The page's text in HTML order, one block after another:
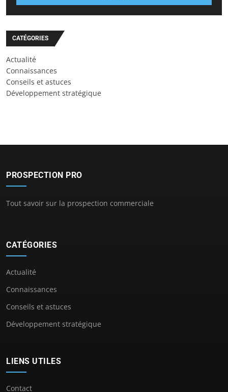
CATÉGORIES
Actualité
Connaissances
Conseils et astuces
Développement stratégique
PROSPECTION PRO
Tout savoir sur la prospection commerciale
CATÉGORIES
Actualité
Connaissances
Conseils et astuces
Développement stratégique
LIENS UTILES
Contact